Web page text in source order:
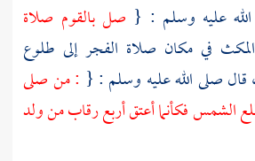
عليه وسلم : { صل بالقوم صلاة
في مكان صلاة الفجر إلى طلوع
صلى الله عليه وسلم : { : من صلى
الشمس فكأنما أعتق أربع رقاب من ولد